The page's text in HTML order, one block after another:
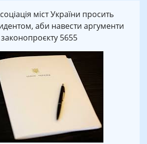
міст України просить
аби навести аргументи
5655